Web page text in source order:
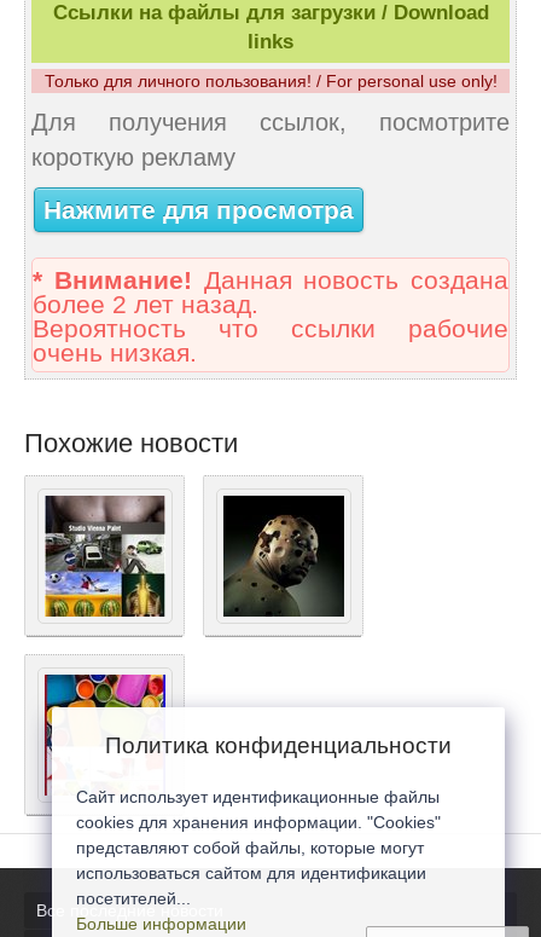
Ссылки на файлы для загрузки / Download
links
Только для личного пользования! / For personal use only!
Для получения ссылок, посмотрите
короткую рекламу
Нажмите для просмотра
* Внимание! Данная новость создана
более 2 лет назад.
Вероятность что ссылки рабочие
очень низкая.
Похожие новости
Все последние новости
Политика конфиденциальности
Сайт использует идентификационные файлы
cookies для хранения информации. "Cookies"
представляют собой файлы, которые могут
использоваться сайтом для идентификации
посетителей...
Больше информации